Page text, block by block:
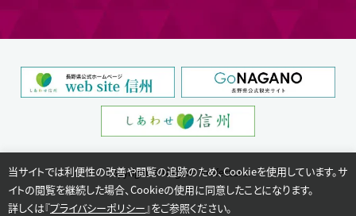
Copyright © Nagano Prefecture.
当サイトでは利便性の改善や閲覧の追跡のため、Cookieを使用しています。サ
イトの閲覧を継続した場合、Cookieの使用に同意したことになります。
詳しくは『プライバシーポリシー 』をご参照ください。